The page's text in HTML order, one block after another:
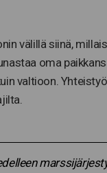
välillä siinä,
oma
valtioon.